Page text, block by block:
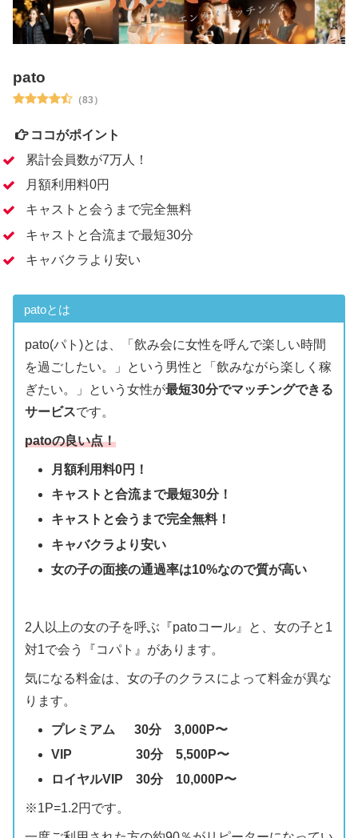
pato
（83）
ココがポイント
累計会員数が7万人！
月額利用料0円
キャストと会うまで完全無料
キャストと合流まで最短30分
キャバクラより安い
patoとは
pato(パト)とは、「飲み会に女性を呼んで楽しい時間
を過ごしたい。」という男性と「飲みながら楽しく稼
ぎたい。」という女性が最短30分でマッチングできる
サービスです。
patoの良い点！
月額利用料0円！
キャストと合流まで最短30分！
キャストと会うまで完全無料！
キャバクラより安い
女の子の面接の通過率は10%なので質が高い
2人以上の女の子を呼ぶ『patoコール』と、女の子と1
対1で会う『コパト』があります。
気になる料金は、女の子のクラスによって料金が異な
ります。
プレミアム 30分 3,000P〜
VIP 30分 5,500P〜
ロイヤルVIP 30分 10,000P〜
※1P=1.2円です。